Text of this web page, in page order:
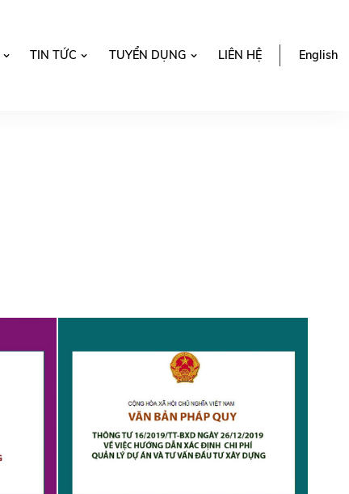
TIN TỨC TUYỂN DỤNG LIÊN HỆ English